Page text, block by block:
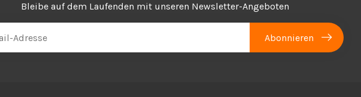
Bleibe auf dem Laufenden mit unseren Newsletter-Angeboten
Abonnieren